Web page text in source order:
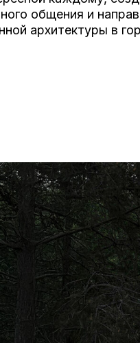
общения и
архитектуры в